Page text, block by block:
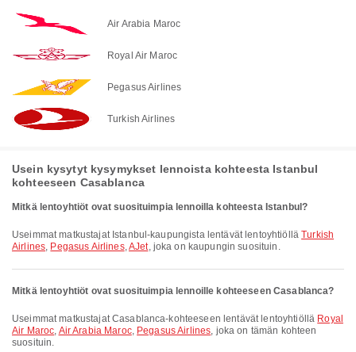
Air Arabia Maroc
Royal Air Maroc
Pegasus Airlines
Turkish Airlines
Usein kysytyt kysymykset lennoista kohteesta Istanbul
kohteeseen Casablanca
Mitkä lentoyhtiöt ovat suosituimpia lennoilla kohteesta Istanbul?
Useimmat matkustajat Istanbul-kaupungista lentävät lentoyhtiölläTurkish
Airlines, Pegasus Airlines,AJet, joka on kaupungin suosituin.
Mitkä lentoyhtiöt ovat suosituimpia lennoille kohteeseen Casablanca?
Useimmat matkustajat Casablanca-kohteeseen lentävät lentoyhtiöllä Royal
Air Maroc, Air Arabia Maroc, Pegasus Airlines, joka on tämän kohteen
suosituin.